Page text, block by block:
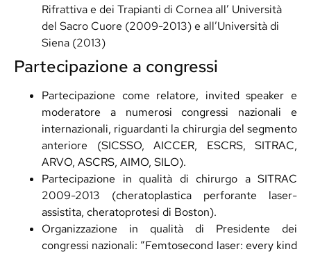
Rifrattiva e dei Trapianti di Cornea all’ Università
del Sacro Cuore (2009-2013) e all’Università di
Siena (2013)
Partecipazione a congressi
Partecipazione come relatore, invited speaker e
moderatore a numerosi congressi nazionali e
internazionali, riguardanti la chirurgia del segmento
anteriore (SICSSO, AICCER, ESCRS, SITRAC,
ARVO, ASCRS, AIMO, SILO).
Partecipazione in qualità di chirurgo a SITRAC
2009-2013 (cheratoplastica perforante laser-
assistita, cheratoprotesi di Boston).
Organizzazione in qualità di Presidente dei
congressi nazionali: “Femtosecond laser: every kind